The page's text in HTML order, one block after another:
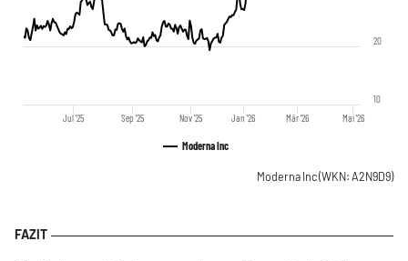
Moderna Inc
Jul '25 Sep '25 Nov '25 Jan '26 Mär '26 Mai '26
10
20
Moderna Inc(WKN: A2N9D9)